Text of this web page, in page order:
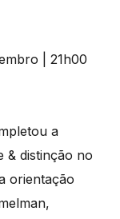
a
& distinção no
orientação